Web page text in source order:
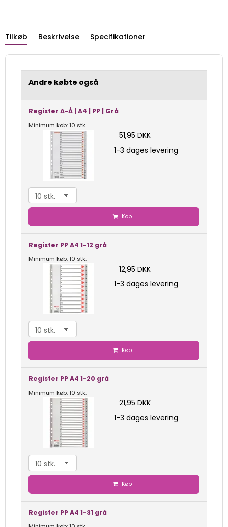
Tilkøb Beskrivelse Specifikationer
Andre købte også
Register A-Å | A4 | PP | Grå
Minimum køb: 10 stk.
51,95 DKK
1-3 dages levering
Køb
Register PP A4 1-12 grå
Minimum køb: 10 stk.
12,95 DKK
1-3 dages levering
Køb
Register PP A4 1-20 grå
Minimum køb: 10 stk.
21,95 DKK
1-3 dages levering
Køb
Register PP A4 1-31 grå